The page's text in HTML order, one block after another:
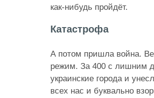
как-нибудь пройдёт.
Катастрофа
А потом пришла война.
режим. За 400 с лишним
украинские города и
всех нас и буквально